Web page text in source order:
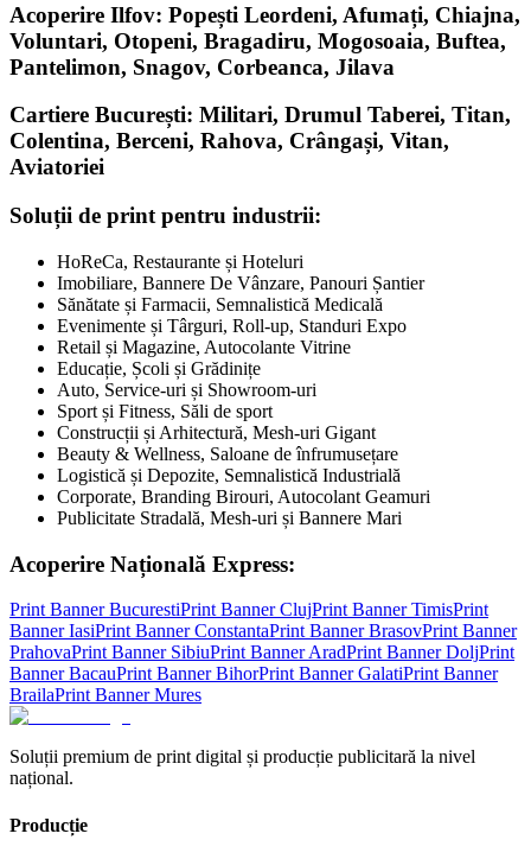
Acoperire Ilfov: Popești Leordeni, Afumați, Chiajna,
Voluntari, Otopeni, Bragadiru, Mogosoaia, Buftea,
Pantelimon, Snagov, Corbeanca, Jilava
Cartiere București: Militari, Drumul Taberei, Titan,
Colentina, Berceni, Rahova, Crângași, Vitan,
Aviatoriei
Soluții de print pentru industrii:
HoReCa, Restaurante și Hoteluri
Imobiliare, Bannere De Vânzare, Panouri Șantier
Sănătate și Farmacii, Semnalistică Medicală
Evenimente și Târguri, Roll-up, Standuri Expo
Retail și Magazine, Autocolante Vitrine
Educație, Școli și Grădinițe
Auto, Service-uri și Showroom-uri
Sport și Fitness, Săli de sport
Construcții și Arhitectură, Mesh-uri Gigant
Beauty & Wellness, Saloane de înfrumusețare
Logistică și Depozite, Semnalistică Industrială
Corporate, Branding Birouri, Autocolant Geamuri
Publicitate Stradală, Mesh-uri și Bannere Mari
Acoperire Națională Express:
Print BannerBucurestiPrint BannerClujPrint BannerTimisPrint
BannerIasiPrint BannerConstantaPrint BannerBrasovPrint Banner
PrahovaPrint Banner SibiuPrint BannerAradPrint BannerDoljPrint
BannerBacauPrint BannerBihorPrint BannerGalatiPrint Banner
BrailaPrint BannerMures
Soluții premium de print digital și producție publicitară la nivel
național.
Producție